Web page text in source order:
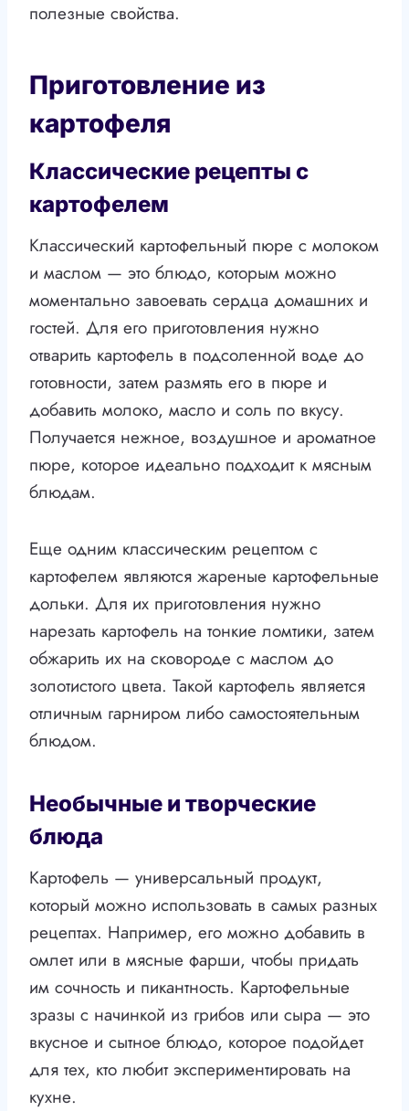
полезные свойства.
Приготовление из
картофеля
Классические рецепты с
картофелем
Классический картофельный пюре с молоком
и маслом — это блюдо, которым можно
моментально завоевать сердца домашних и
гостей. Для его приготовления нужно
отварить картофель в подсоленной воде до
готовности, затем размять его в пюре и
добавить молоко, масло и соль по вкусу.
Получается нежное, воздушное и ароматное
пюре, которое идеально подходит к мясным
блюдам.
Еще одним классическим рецептом с
картофелем являются жареные картофельные
дольки. Для их приготовления нужно
нарезать картофель на тонкие ломтики, затем
обжарить их на сковороде с маслом до
золотистого цвета. Такой картофель является
отличным гарниром либо самостоятельным
блюдом.
Необычные и творческие
блюда
Картофель — универсальный продукт,
который можно использовать в самых разных
рецептах. Например, его можно добавить в
омлет или в мясные фарши, чтобы придать
им сочность и пикантность. Картофельные
зразы с начинкой из грибов или сыра — это
вкусное и сытное блюдо, которое подойдет
для тех, кто любит экспериментировать на
кухне.